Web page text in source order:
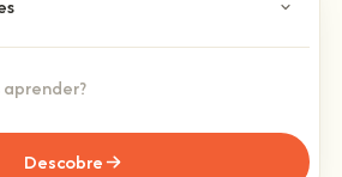
Descobre